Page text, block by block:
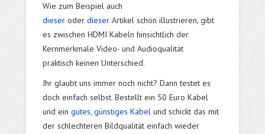
Wie zum Beispiel auch
dieser oder dieser Artikel schön illustrieren, gibt
es zwischen HDMI Kabeln hinsichtlich der
Kernmerkmale Video- und Audioqualität
praktisch keinen Unterschied.
Ihr glaubt uns immer noch nicht? Dann testet es
doch einfach selbst. Bestellt ein 50 Euro Kabel
und ein gutes, günstiges Kabel und schickt das mit
der schlechteren Bildqualität einfach wieder